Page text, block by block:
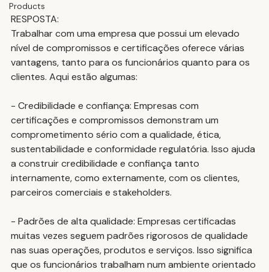
Products
RESPOSTA:
Trabalhar com uma empresa que possui um elevado
nível de compromissos e certificações oferece várias
vantagens, tanto para os funcionários quanto para os
clientes. Aqui estão algumas:
- Credibilidade e confiança: Empresas com
certificações e compromissos demonstram um
comprometimento sério com a qualidade, ética,
sustentabilidade e conformidade regulatória. Isso ajuda
a construir credibilidade e confiança tanto
internamente, como externamente, com os clientes,
parceiros comerciais e stakeholders.
- Padrões de alta qualidade: Empresas certificadas
muitas vezes seguem padrões rigorosos de qualidade
nas suas operações, produtos e serviços. Isso significa
que os funcionários trabalham num ambiente orientado